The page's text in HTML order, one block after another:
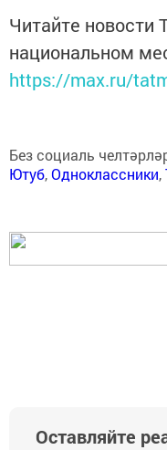
Читайте новости
национальном
https://max.ru/
Без социаль
Ютуб,Одноклассники,
Оставляйте